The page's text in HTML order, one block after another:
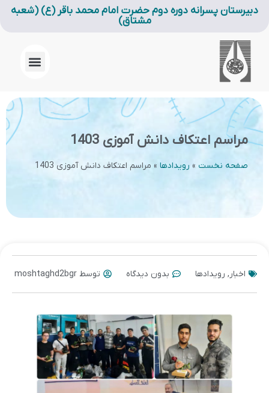
دبیرستان پسرانه دوره دوم حضرت امام محمد باقر (ع) (شعبه
مشتاق)
مراسم اعتکاف دانش آموزی 1403
صفحه نخست » رویدادها » مراسم اعتکاف دانش آموزی 1403
اخبار , رویدادها بدون دیدگاه توسط